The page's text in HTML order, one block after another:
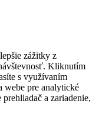
zážitky z
Kliknutím
s využívaním
webe pre analytické
a zariadenie,